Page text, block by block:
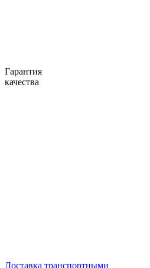
Гарантия
качества
Доставка транспортными